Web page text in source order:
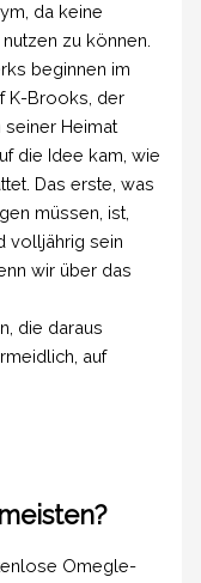
da keine
zu können.
beginnen im
K-Brooks, der
seiner Heimat
die Idee kam, wie
Das erste, was
müssen, ist,
volljährig sein
wir über das
die daraus
auf
Omegle-